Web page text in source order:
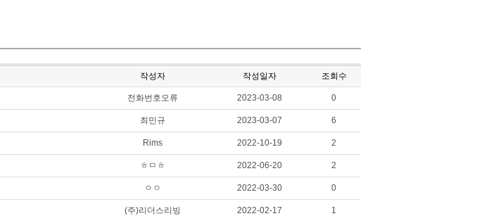
작성자 작성일자 조회수
전화번호오류 2023-03-08 0
최민규 2023-03-07 6
Rims 2022-10-19 2
ㅎㅁㅎ 2022-06-20 2
ㅇㅇ 2022-03-30 0
(주)리더스리빙 2022-02-17 1